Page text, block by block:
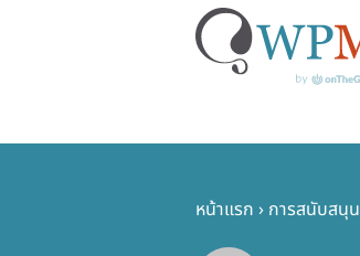
หน้าแรก › การสนับสนุน